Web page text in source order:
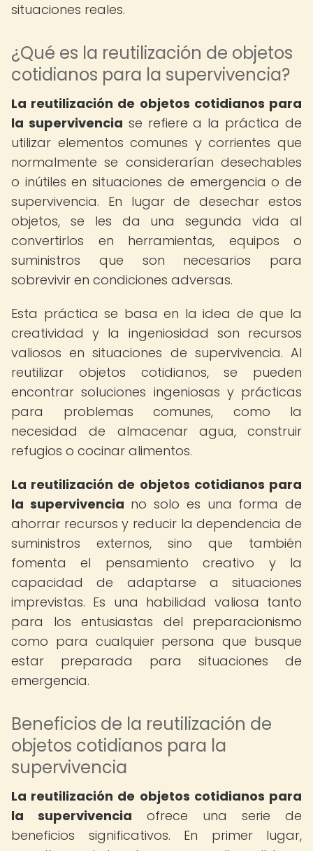
situaciones reales.
¿Qué es la reutilización de objetos
cotidianos para la supervivencia?
La reutilización de objetos cotidianos para
la supervivencia se refiere a la práctica de
utilizar elementos comunes y corrientes que
normalmente se considerarían desechables
o inútiles en situaciones de emergencia o de
supervivencia. En lugar de desechar estos
objetos, se les da una segunda vida al
convertirlos en herramientas, equipos o
suministros que son necesarios para
sobrevivir en condiciones adversas.
Esta práctica se basa en la idea de que la
creatividad y la ingeniosidad son recursos
valiosos en situaciones de supervivencia. Al
reutilizar objetos cotidianos, se pueden
encontrar soluciones ingeniosas y prácticas
para problemas comunes, como la
necesidad de almacenar agua, construir
refugios o cocinar alimentos.
La reutilización de objetos cotidianos para
la supervivencia no solo es una forma de
ahorrar recursos y reducir la dependencia de
suministros externos, sino que también
fomenta el pensamiento creativo y la
capacidad de adaptarse a situaciones
imprevistas. Es una habilidad valiosa tanto
para los entusiastas del preparacionismo
como para cualquier persona que busque
estar preparada para situaciones de
emergencia.
Beneficios de la reutilización de
objetos cotidianos para la
supervivencia
La reutilización de objetos cotidianos para
la supervivencia ofrece una serie de
beneficios significativos. En primer lugar,